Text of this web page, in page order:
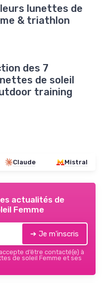
lunettes de
& triathlon
des 7
de soleil
training
Claude Mistral
actualités de
Femme
➔ Je m'inscris
d’être contacté(e) à
de soleil Femme et ses